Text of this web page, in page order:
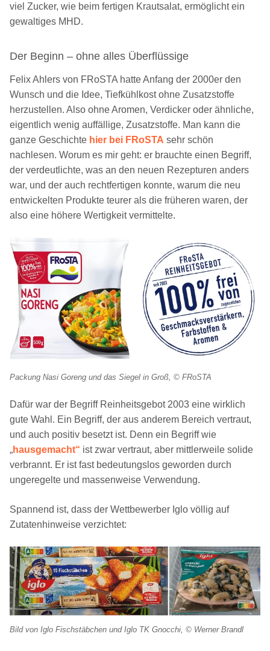
viel Zucker, wie beim fertigen Krautsalat, ermöglicht ein
gewaltiges MHD.
Der Beginn – ohne alles Überflüssige
Felix Ahlers von FRoSTA hatte Anfang der 2000er den
Wunsch und die Idee, Tiefkühlkost ohne Zusatzstoffe
herzustellen. Also ohne Aromen, Verdicker oder ähnliche,
eigentlich wenig auffällige, Zusatzstoffe. Man kann die
ganze Geschichte hier bei FRoSTA sehr schön
nachlesen. Worum es mir geht: er brauchte einen Begriff,
der verdeutlichte, was an den neuen Rezepturen anders
war, und der auch rechtfertigen konnte, warum die neu
entwickelten Produkte teurer als die früheren waren, der
also eine höhere Wertigkeit vermittelte.
Packung Nasi Goreng und das Siegel in Groß, © FRoSTA
Dafür war der Begriff Reinheitsgebot 2003 eine wirklich
gute Wahl. Ein Begriff, der aus anderem Bereich vertraut,
und auch positiv besetzt ist. Denn ein Begriff wie
„hausgemacht“ ist zwar vertraut, aber mittlerweile solide
verbrannt. Er ist fast bedeutungslos geworden durch
ungeregelte und massenweise Verwendung.
Spannend ist, dass der Wettbewerber Iglo völlig auf
Zutatenhinweise verzichtet:
Bild von Iglo Fischstäbchen und Iglo TK Gnocchi, © Werner Brandl